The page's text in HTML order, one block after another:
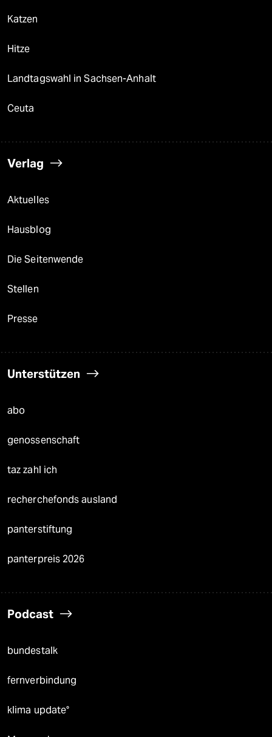
Katzen
Hitze
Landtagswahl in Sachsen-Anhalt
Ceuta
Verlag
Aktuelles
Hausblog
Die Seitenwende
Stellen
Presse
Unterstützen
abo
genossenschaft
taz zahl ich
recherchefonds ausland
panterstiftung
panterpreis 2026
Podcast
bundestalk
fernverbindung
klima update°